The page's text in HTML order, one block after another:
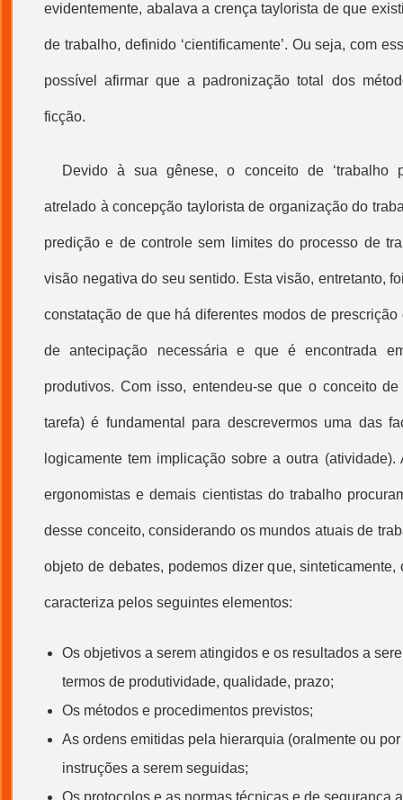
evidentemente, abalava a crença taylorista de que
de trabalho, definido ‘cientificamente’. Ou seja, com
possível afirmar que a padronização total dos
ficção.
Devido à sua gênese, o conceito de ‘trabalho
atrelado à concepção taylorista de organização do
predição e de controle sem limites do processo de
visão negativa do seu sentido. Esta visão, entretanto,
constatação de que há diferentes modos de prescrição
de antecipação necessária e que é encontrada
produtivos. Com isso, entendeu-se que o conceito de
tarefa) é fundamental para descrevermos uma das
logicamente tem implicação sobre a outra
ergonomistas e demais cientistas do trabalho
desse conceito, considerando os mundos atuais de
objeto de debates, podemos dizer que, sinteticamente,
caracteriza pelos seguintes elementos:
Os objetivos a serem atingidos e os resultados a
termos de produtividade, qualidade, prazo;
Os métodos e procedimentos previstos;
As ordens emitidas pela hierarquia (oralmente ou
instruções a serem seguidas;
Os protocolos e as normas técnicas e de segurança